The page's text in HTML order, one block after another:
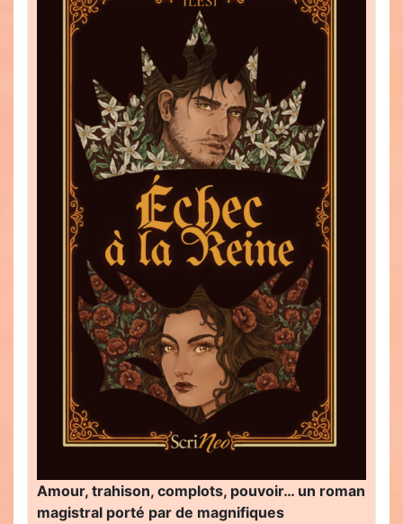
Amour, trahison, complots, pouvoir… un roman
magistral porté par de magnifiques